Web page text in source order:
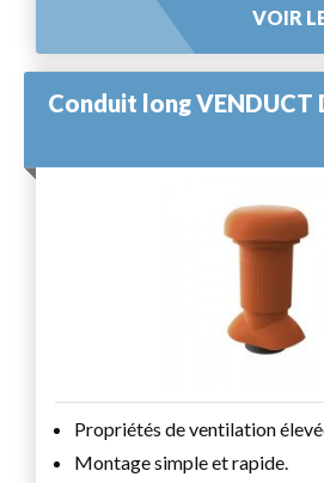
VOIR
Conduit long VENDUCT
Propriétés de ventilation
Montage simple et rapide.